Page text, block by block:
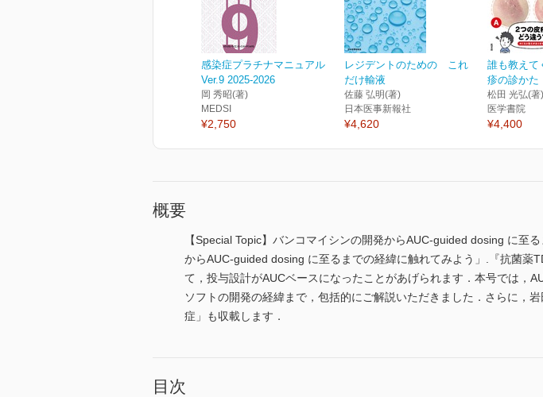
感染症プラチナマニュアル
Ver.9 2025-2026
岡 秀昭(著)
MEDSI
¥2,750
レジデントのための これ
だけ輸液
佐藤 弘明(著)
日本医事新報社
¥4,620
誰も教えて
疹の診かた
松田 光弘(著)
医学書院
¥4,400
概要
【Special Topic】バンコマイシンの開発からAUC-guided dosing に至
からAUC-guided dosing に至るまでの経緯に触れてみよう」.『抗菌薬
て，投与設計がAUCベースになったことがあげられます．本号では，
ソフトの開発の経緯まで，包括的にご解説いただきました．さらに，
症」も収載します．
目次